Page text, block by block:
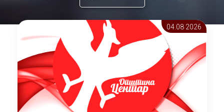
04.08 2026